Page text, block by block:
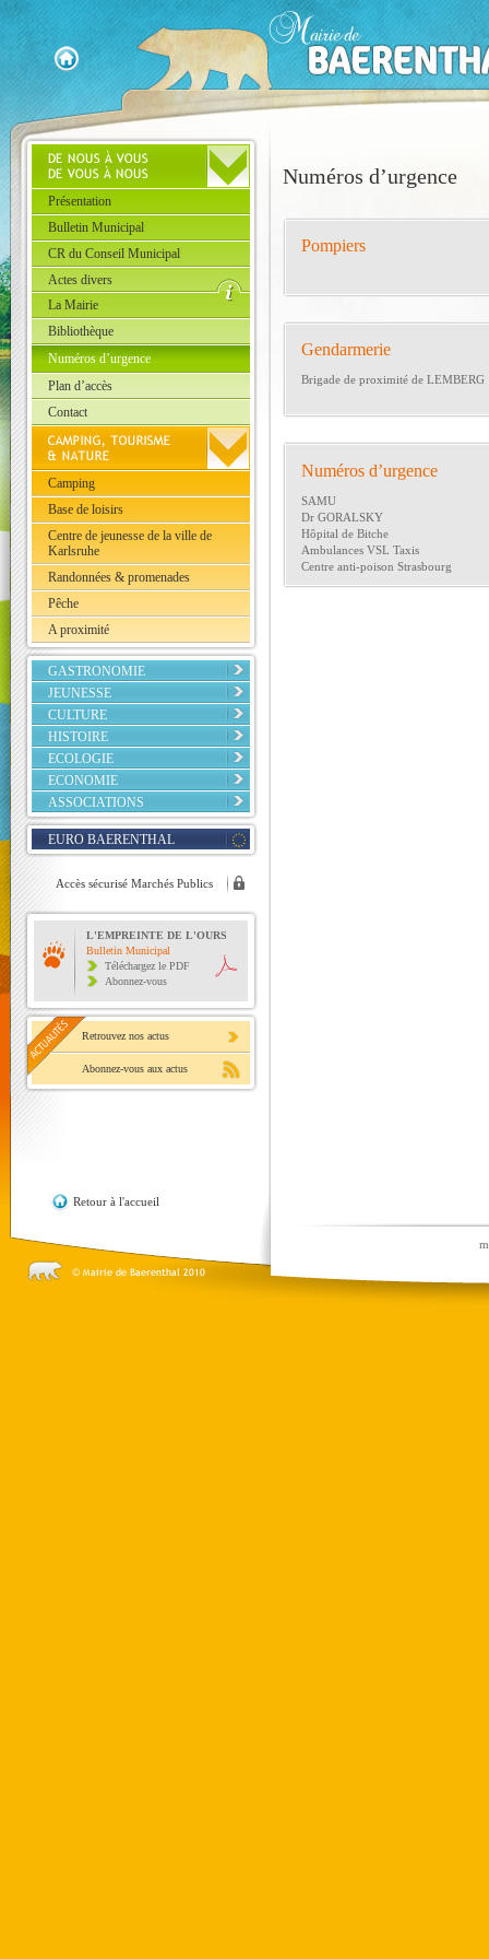
Présentation
Bulletin Municipal
CR du Conseil Municipal
Actes divers
La Mairie
Bibliothèque
Numéros d’urgence
Plan d’accès
Contact
Camping
Base de loisirs
Centre de jeunesse de la ville de
Karlsruhe
Randonnées & promenades
Pêche
A proximité
GASTRONOMIE
JEUNESSE
CULTURE
HISTOIRE
ECOLOGIE
ECONOMIE
ASSOCIATIONS
EURO BAERENTHAL
Accès sécurisé Marchés Publics
L'EMPREINTE DE L'OURS
Bulletin Municipal
Téléchargez le PDF
Abonnez-vous
Retrouvez nos actus
Abonnez-vous aux actus
Numéros d’urgence
Pompiers
Gendarmerie
Brigade de proximité de LEMBERG
Numéros d’urgence
SAMU
Dr GORALSKY
Hôpital de Bitche
Ambulances VSL Taxis
Centre anti-poison Strasbourg
Retour à l'accueil